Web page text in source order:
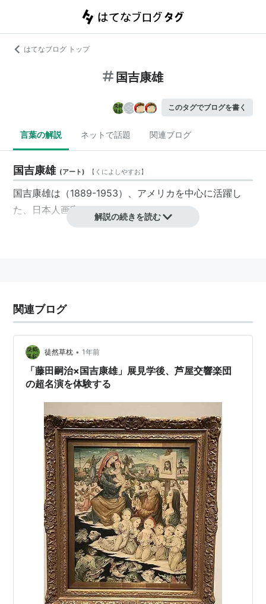
はてなブログ トップ
国吉康雄
このタグでブログを書く
言葉の解説 ネットで話題 関連ブログ
国吉康雄 (アート) 【 くによしやすお】
国吉康雄は（1889-1953）、アメリカを中心に活躍し
た、日本人画家。
解説の続きを読む
関連ブログ
徒然草枕 • 1年前
「藤田嗣治×国吉康雄」展見学後、芦屋交響楽団
の超名演を体験する